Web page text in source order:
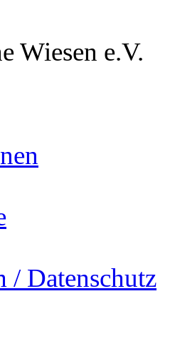
Wiesen e.V.
/ Datenschutz